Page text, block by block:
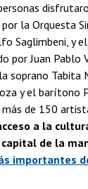
la Orquesta
Saglimbeni, y
por Juan
soprano Tabita
y el barítono
de 150
a la
de la
importantes